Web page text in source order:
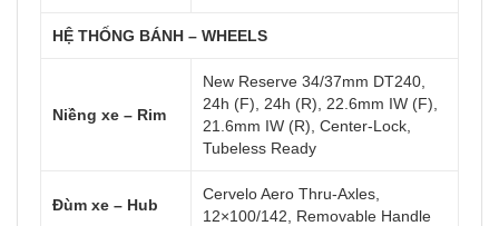
HỆ THỐNG BÁNH – WHEELS
Niềng xe – Rim
New Reserve 34/37mm DT240,
24h (F), 24h (R), 22.6mm IW (F),
21.6mm IW (R), Center-Lock,
Tubeless Ready
Đùm xe – Hub
Cervelo Aero Thru-Axles,
12×100/142, Removable Handle